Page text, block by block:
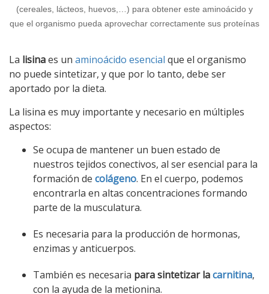
(cereales, lácteos, huevos,…) para obtener este aminoácido y
que el organismo pueda aprovechar correctamente sus proteínas
La lisinaes un aminoácido esencial que el organismo
no puede sintetizar, y que por lo tanto, debe ser
aportado por la dieta.
La lisina es muy importante y necesario en múltiples
aspectos:
Se ocupa de mantener un buen estado de
nuestros tejidos conectivos, al ser esencial para la
formación de colágeno. En el cuerpo, podemos
encontrarla en altas concentraciones formando
parte de la musculatura.
Es necesaria para la producción de hormonas,
enzimas y anticuerpos.
También es necesaria para sintetizar lacarnitina,
con la ayuda de la metionina.